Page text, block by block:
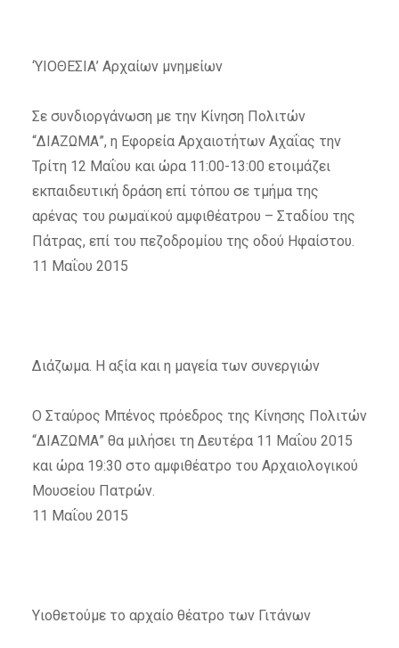
‘ΥΙΟΘΕΣΙΑ’ Αρχαίων μνημείων
Σε συνδιοργάνωση με την Κίνηση Πολιτών
“ΔΙΑΖΩΜΑ”, η Εφορεία Αρχαιοτήτων Αχαΐας την
Τρίτη 12 Μαΐου και ώρα 11:00-13:00 ετοιμάζει
εκπαιδευτική δράση επί τόπου σε τμήμα της
αρένας του ρωμαϊκού αμφιθέατρου – Σταδίου της
Πάτρας, επί του πεζοδρομίου της οδού Ηφαίστου.
11 Μαΐου 2015
Διάζωμα. Η αξία και η μαγεία των συνεργιών
Ο Σταύρος Μπένος πρόεδρος της Κίνησης Πολιτών
“ΔΙΑΖΩΜΑ” θα μιλήσει τη Δευτέρα 11 Μαΐου 2015
και ώρα 19:30 στο αμφιθέατρο του Αρχαιολογικού
Μουσείου Πατρών.
11 Μαΐου 2015
Υιοθετούμε το αρχαίο θέατρο των Γιτάνων